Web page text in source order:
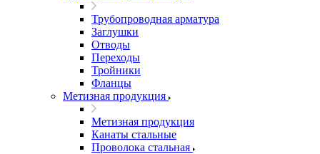
Трубопроводная арматура
Заглушки
Отводы
Переходы
Тройники
Фланцы
Метизная продукция
Метизная продукция
Канаты стальные
Проволока стальная